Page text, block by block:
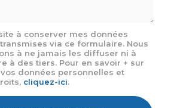
à conserver mes données
via ce formulaire. Nous
à ne jamais les diffuser ni à
à des tiers. Pour en savoir + sur
données personnelles et
cliquez-ici.